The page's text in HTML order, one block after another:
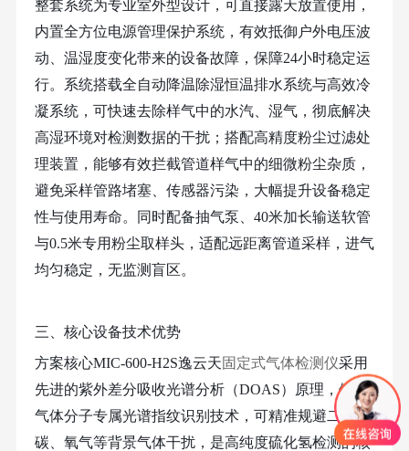
整套系统为专业室外型设计，可直接露天放置使用，
内置全方位电源管理保护系统，有效抵御户外电压波
动、温湿度变化带来的设备故障，保障24小时稳定运
行。系统搭载全自动降温除湿恒温排水系统与高效冷
凝系统，可快速去除样气中的水汽、湿气，彻底解决
高湿环境对检测数据的干扰；搭配高精度粉尘过滤处
理装置，能够有效拦截管道样气中的细微粉尘杂质，
避免采样管路堵塞、传感器污染，大幅提升设备稳定
性与使用寿命。同时配备抽气泵、40米加长输送软管
与0.5米专用粉尘取样头，适配远距离管道采样，进气
均匀稳定，无监测盲区。
三、核心设备技术优势
方案核心MIC-600-H2S逸云天固定式气体检测仪采用
先进的紫外差分吸收光谱分析（DOAS）原理，依托
气体分子专属光谱指纹识别技术，可精准规避二氧化
碳、氧气等背景气体干扰，是高纯度硫化氢检测的核